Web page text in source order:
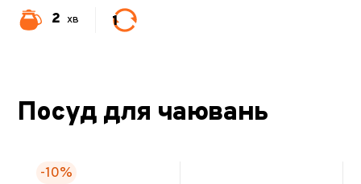
2 хв 1
Посуд для чаювань
-10%